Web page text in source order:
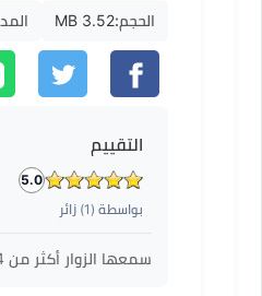
mp3
الحجم:3.52 MB
التقييم
5.0
بواسطة ( 1) زائر
سمعها الزوار أكثر من